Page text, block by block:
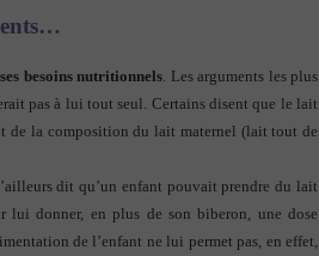
besoins nutritionnels. Les arguments les plus
pas à lui tout seul. Certains disent que le lait
de la composition du lait maternel (lait tout de
dit qu’un enfant pouvait prendre du lait
lui donner, en plus de son biberon, une dose
de l’enfant ne lui permet pas, en effet,